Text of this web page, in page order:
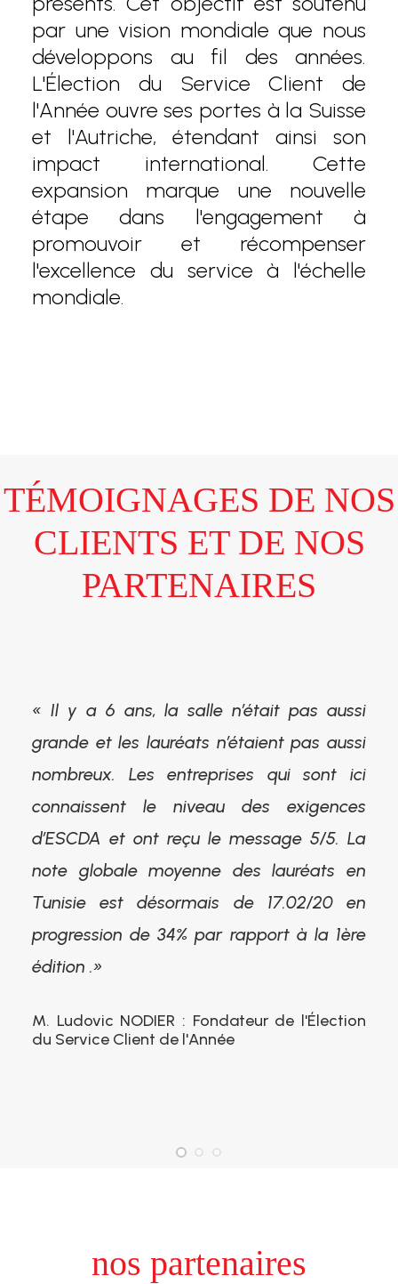
par une vision mondiale que nous
développons au fil des années.
L'Élection du Service Client de
l'Année ouvre ses portes à la Suisse
et l'Autriche, étendant ainsi son
impact international. Cette
expansion marque une nouvelle
étape dans l'engagement à
promouvoir et récompenser
l'excellence du service à l'échelle
mondiale.
TÉMOIGNAGES DE NOS
CLIENTS ET DE NOS
PARTENAIRES
« Il y a 6 ans, la salle n’était pas aussi
grande et les lauréats n’étaient pas aussi
nombreux. Les entreprises qui sont ici
connaissent le niveau des exigences
d’ESCDA et ont reçu le message 5/5. La
note globale moyenne des lauréats en
Tunisie est désormais de 17.02/20 en
progression de 34% par rapport à la 1ère
édition .»
M. Ludovic NODIER : Fondateur de l'Élection
du Service Client de l'Année
nos partenaires